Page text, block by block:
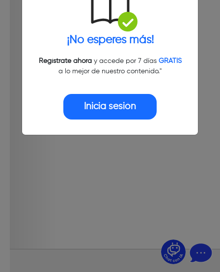
¡No esperes más!
Regístrate ahoray accede por 7 días GRATIS
a lo mejor de nuestro contenido."
Inicia sesión